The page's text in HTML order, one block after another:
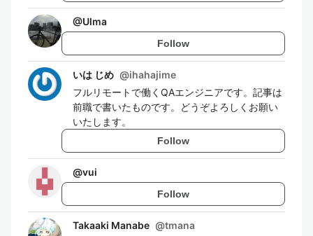
@Ulma
Follow
いは じめ @ihahajime
フルリモートで働くQAエンジニアです。記事は
前職で書いたものです。どうぞよろしくお願い
いたします。
Follow
@vui
Follow
Takaaki Manabe @tmana